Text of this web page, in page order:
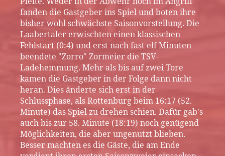
fanden die Gastgeber ins Spiel und boten ihre
bisher wohl schwächste Saisonvorstellung. Die
Laabertaler erwischten einen klassischen
Fehlstart (0:4) und erst nach fast elf Minuten
beendete "Zorro" Zormeier die TSV-
Ladehemmung. Mehr als bis auf zwei Tore
kamen die Gastgeber in der Folge dann nicht
heran. Dies änderte sich erst in der
Schlussphase, als Rottenburg beim 16:17 (52.
Minute) das Spiel zu drehen schien. Dafür gab's
auch bis zur 58. Minute (18:19) noch genügend
Möglichkeiten, die aber ungenutzt blieben.
Besser machten es die Gäste, die am Ende